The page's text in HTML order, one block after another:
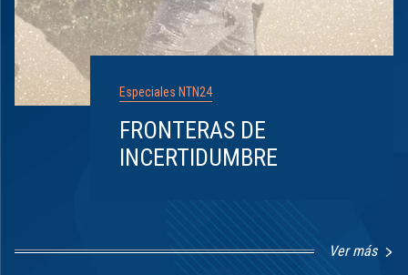
Especiales NTN24
FRONTERAS DE
INCERTIDUMBRE
Ver más